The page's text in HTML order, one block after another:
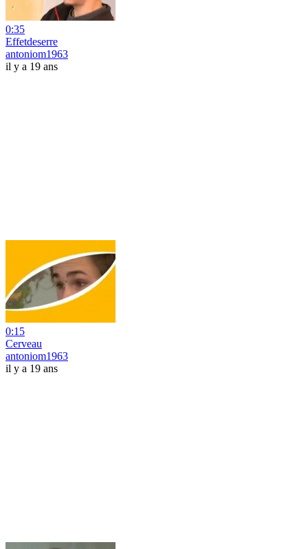
0:35
Effetdeserre
antoniom1963
il y a 19 ans
0:15
Cerveau
antoniom1963
il y a 19 ans